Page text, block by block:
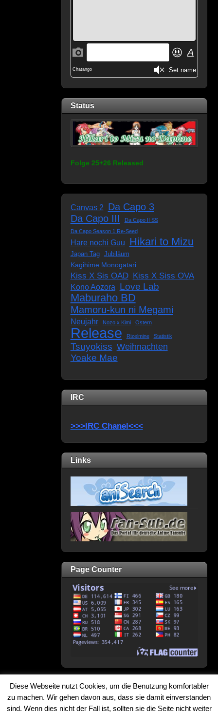
Status
Folge 25+26 Released
Canvas 2
Da Capo 3
Da Capo III
Da Capo II SS
Da Capo Season 1 Re-Seed
Hare nochi Guu Hikari to Mizu
Japan Tag Jubiläum
Kagihime Monogatari
Kiss X Sis OAD Kiss X Siss OVA
Kono Aozora Love Lab
Maburaho BD
Mamoru-kun ni Megami
Neujahr Nozo x Kimi Ostern
Release Rizelmine Statistik
Tsuyokiss Weihnachten
Yoake Mae
IRC
>>>IRC Chanel<<<
Links
Page Counter
↑
©2026
Diese Webseite nutzt Cookies, um die Benutzung komfortabler
zu machen. Wir gehen davon aus, dass sie damit einverstanden
sind. Wenn dies nicht der Fall ist, sollten sie die Seite nicht weiter